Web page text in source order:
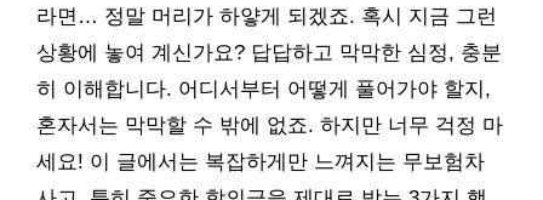
라면… 정말 머리가 하얗게 되겠죠. 혹시 지금 그런
상황에 놓여 계신가요? 답답하고 막막한 심정, 충분
히 이해합니다. 어디서부터 어떻게 풀어가야 할지,
혼자서는 막막할 수 밖에 없죠. 하지만 너무 걱정 마
세요! 이 글에서는 복잡하게만 느껴지는 무보험차